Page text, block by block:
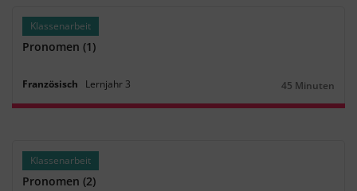
Klassenarbeit
Pronomen (1)
Französisch Lernjahr 3
Dauer:
45 Minuten
Klassenarbeit
Pronomen (2)